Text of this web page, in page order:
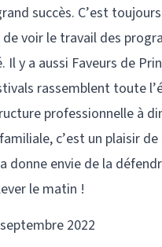
succès. C’est
voir le travail des
Il y a aussi Faveurs de
rassemblent toute
professionnelle à
c’est un plaisir
donne envie de la
le matin !
2022